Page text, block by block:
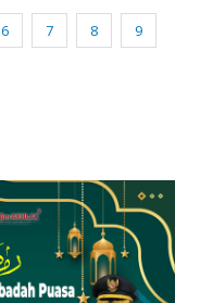
Page
6 Page
7 Page
8 Page
9